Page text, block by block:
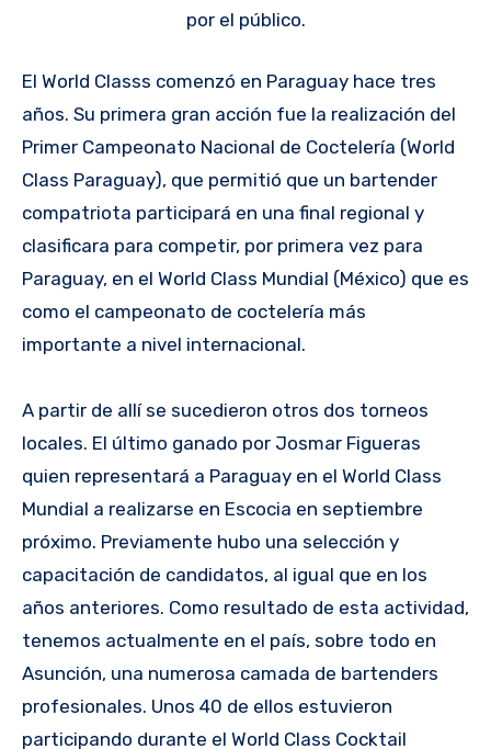
por el público.
El World Classs comenzó en Paraguay hace tres
años. Su primera gran acción fue la realización del
Primer Campeonato Nacional de Coctelería (World
Class Paraguay), que permitió que un bartender
compatriota participará en una final regional y
clasificara para competir, por primera vez para
Paraguay, en el World Class Mundial (México) que es
como el campeonato de coctelería más
importante a nivel internacional.
A partir de allí se sucedieron otros dos torneos
locales. El último ganado por Josmar Figueras
quien representará a Paraguay en el World Class
Mundial a realizarse en Escocia en septiembre
próximo. Previamente hubo una selección y
capacitación de candidatos, al igual que en los
años anteriores. Como resultado de esta actividad,
tenemos actualmente en el país, sobre todo en
Asunción, una numerosa camada de bartenders
profesionales. Unos 40 de ellos estuvieron
participando durante el World Class Cocktail